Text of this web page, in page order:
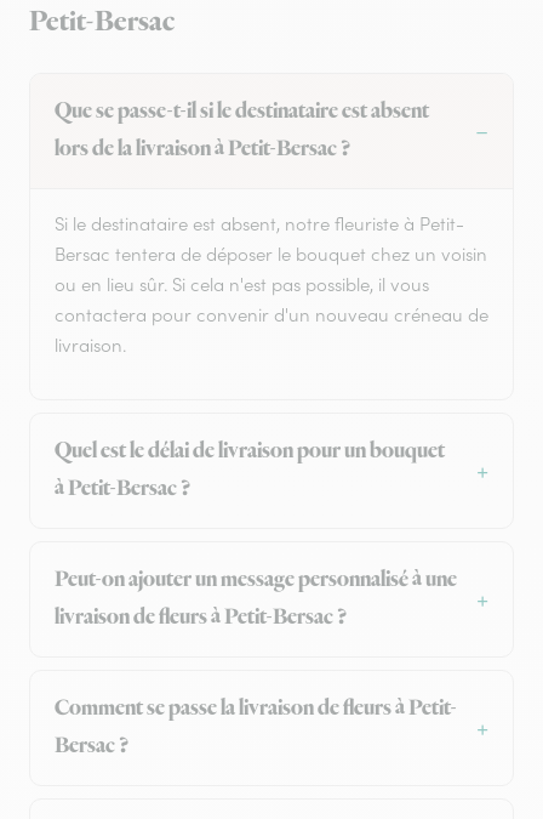
Petit-Bersac
Que se passe-t-il si le destinataire est absent
lors de la livraison à Petit-Bersac ?
Si le destinataire est absent, notre fleuriste à Petit-
Bersac tentera de déposer le bouquet chez un voisin
ou en lieu sûr. Si cela n'est pas possible, il vous
contactera pour convenir d'un nouveau créneau de
livraison.
Quel est le délai de livraison pour un bouquet
à Petit-Bersac ?
Peut-on ajouter un message personnalisé à une
livraison de fleurs à Petit-Bersac ?
Comment se passe la livraison de fleurs à Petit-
Bersac ?